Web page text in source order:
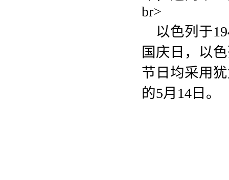
br>
以色列于
国庆日，以
节日均采用
的5月14日。